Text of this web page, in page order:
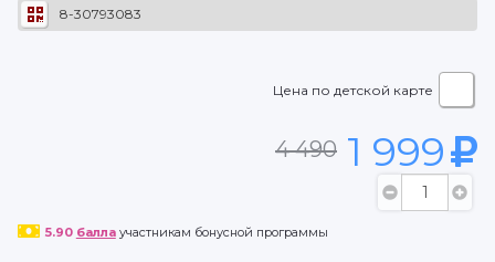
8-30793083
Цена по детской карте
4 490 1 999
5.90 баллаучастникам бонусной программы